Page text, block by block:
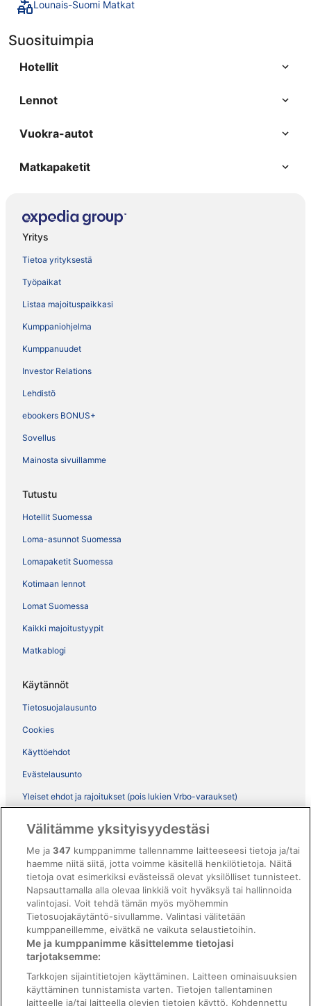
Lounais-Suomi Matkat
Suosituimpia
Hotellit
Lennot
Vuokra-autot
Matkapaketit
Yritys
Tietoa yrityksestä
Työpaikat
Listaa majoituspaikkasi
Kumppaniohjelma
Kumppanuudet
Investor Relations
Lehdistö
ebookers BONUS+
Sovellus
Mainosta sivuillamme
Tutustu
Hotellit Suomessa
Loma-asunnot Suomessa
Lomapaketit Suomessa
Kotimaan lennot
Lomat Suomessa
Kaikki majoitustyypit
Matkablogi
Käytännöt
Tietosuojalausunto
Cookies
Käyttöehdot
Evästelausunto
Yleiset ehdot ja rajoitukset (pois lukien Vrbo-varaukset)
ebookers BONUS+ -ohjelman ehdot
Oikeudelliset tiedot / ota meihin yhteyttä
Sisältövaatimukset ja ilmoituksen tekeminen sisällöstä
Tuki
Ota yhteyttä
Varauksen muuttaminen tai peruuttaminen
Välitämme yksityisyydestäsi
Me ja347 kumppanimme tallennamme laitteeseesi tietoja ja/tai
haemme niitä siitä, jotta voimme käsitellä henkilötietoja. Näitä
tietoja ovat esimerkiksi evästeissä olevat yksilölliset tunnisteet.
Napsauttamalla alla olevaa linkkiä voit hyväksyä tai hallinnoida
valintojasi. Voit tehdä tämän myös myöhemmin
Tietosuojakäytäntö-sivullamme. Valintasi välitetään
kumppaneillemme, eivätkä ne vaikuta selaustietoihin.
Me ja kumppanimme käsittelemme tietojasi
tarjotaksemme:
Tarkkojen sijaintitietojen käyttäminen. Laitteen ominaisuuksien
käyttäminen tunnistamista varten. Tietojen tallentaminen
laitteelle ja/tai laitteella olevien tietojen käyttö. Kohdennettu